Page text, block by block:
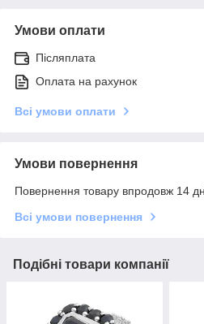
Умови оплати
Післяплата
Оплата на рахунок
Всі умови оплати
Умови повернення
Повернення товару впродовж 14
Всі умови повернення
Подібні товари компанії